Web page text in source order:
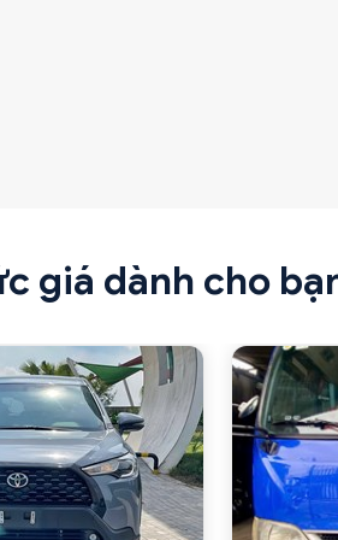
giá dành cho